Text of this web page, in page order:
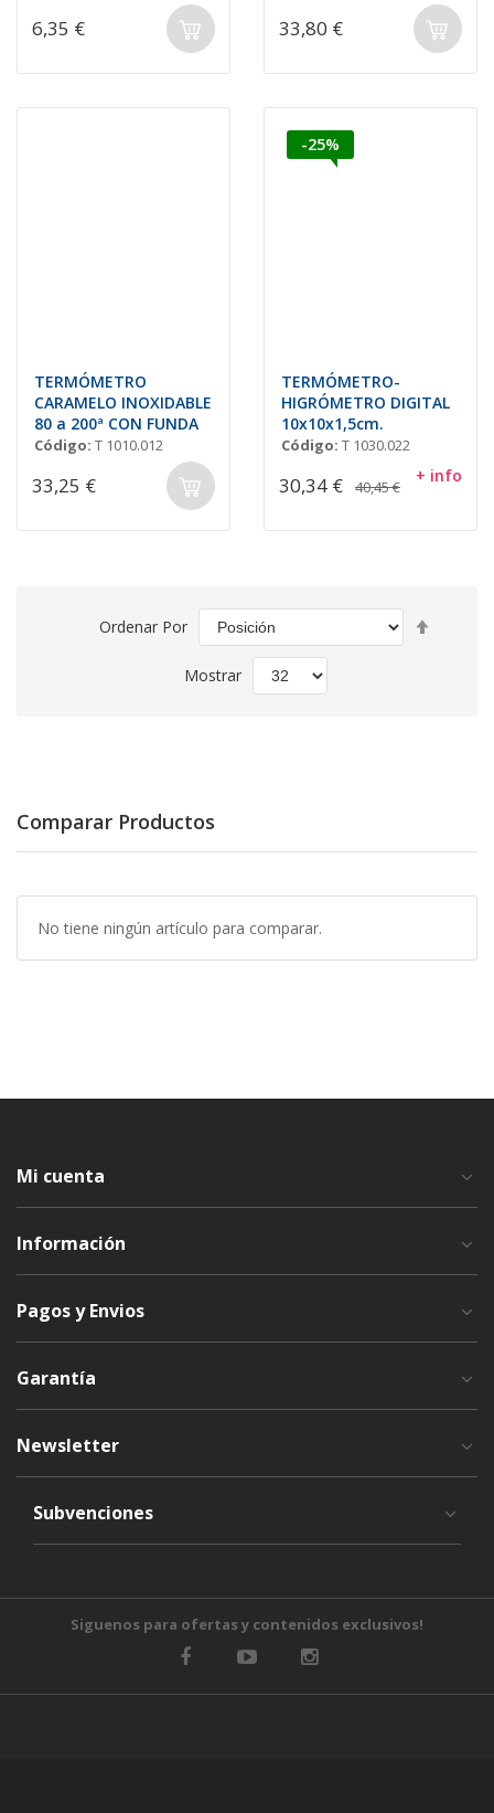
6,35 € 33,80 €
TERMÓMETRO
CARAMELO INOXIDABLE
80 a 200ª CON FUNDA
Código: T 1010.012
33,25 €
-25%
TERMÓMETRO-
HIGRÓMETRO DIGITAL
10x10x1,5cm.
Código: T 1030.022
30,34 € 40,45 €
+ info
Ordenar Por
Mostrar
Comparar Productos
No tiene ningún artículo para comparar.
Mi cuenta
Información
Pagos y Envios
Garantía
Newsletter
Subvenciones
Siguenos para ofertas y contenidos exclusivos!